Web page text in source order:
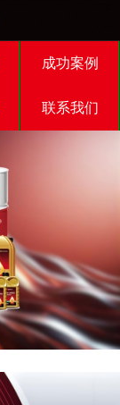
成功案例
联系我们